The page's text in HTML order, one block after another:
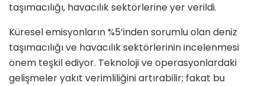
taşımacılığı, havacılık sektörlerine yer verildi.
Küresel emisyonların %5’inden sorumlu olan deniz
taşımacılığı ve havacılık sektörlerinin incelenmesi
önem teşkil ediyor. Teknoloji ve operasyonlardaki
gelişmeler yakıt verimliliğini artırabilir; fakat bu